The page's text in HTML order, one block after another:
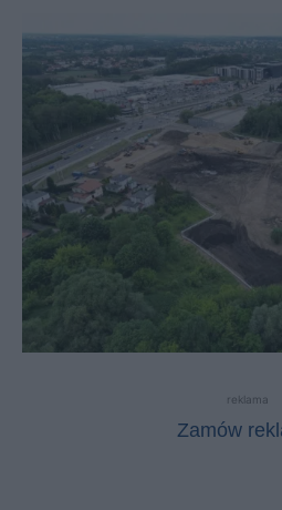
reklama
Zamów